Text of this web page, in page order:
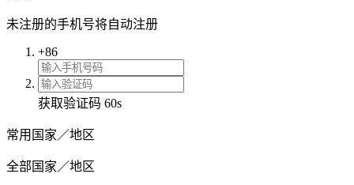
未注册的手机号将自动注册
+86
获取验证码 60s
常用国家／地区
全部国家／地区